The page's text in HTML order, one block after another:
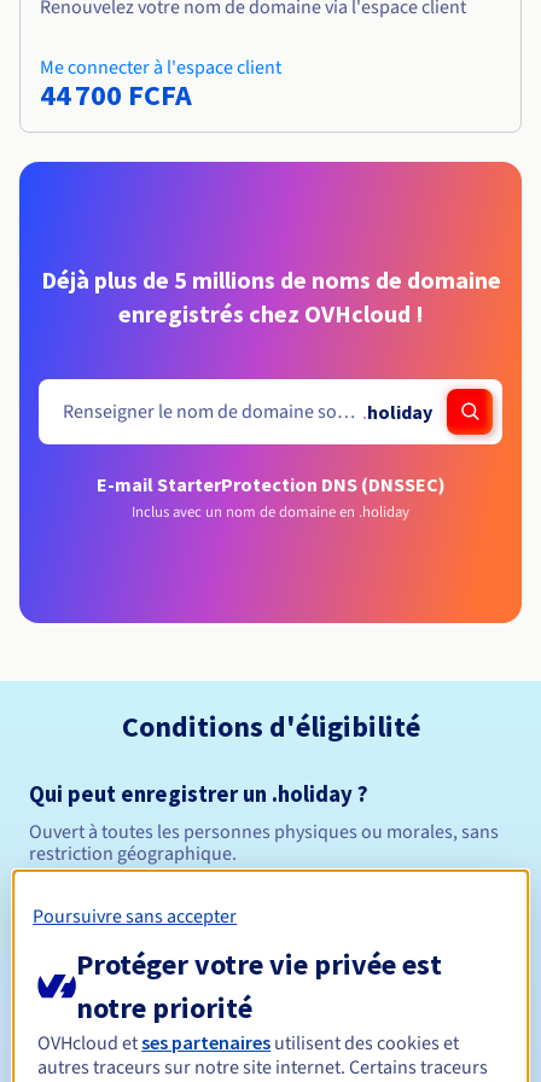
Renouvelez votre nom de domaine via l'espace client
Me connecter à l'espace client
44 700 FCFA
Déjà plus de 5 millions de noms de domaine
enregistrés chez OVHcloud !
.holiday
E-mail StarterProtection DNS (DNSSEC)
Inclus avec un nom de domaine en .holiday
Conditions d'éligibilité
Qui peut enregistrer un .holiday ?
Ouvert à toutes les personnes physiques ou morales, sans
restriction géographique.
Règles de gestion et notifications
Durée de réservation Entre 1 et 10 ans
Durée de renouvellement Entre 1 et 10 ans
Poursuivre sans accepter
Protéger votre vie privée est
notre priorité
OVHcloud etses partenaires utilisent des cookies et
autres traceurs sur notre site internet. Certains traceurs